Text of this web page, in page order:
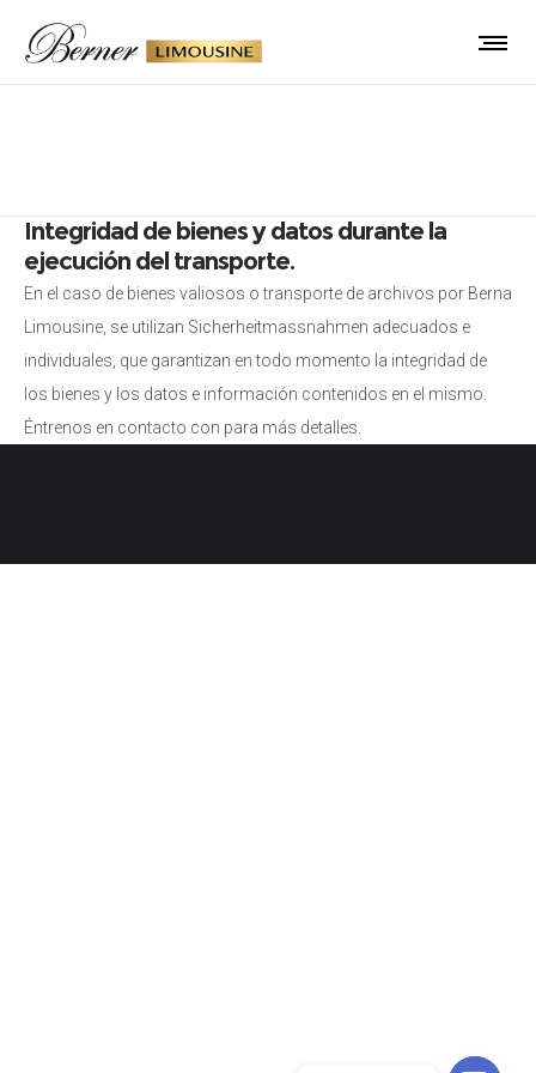
Integridad de bienes y datos durante la
ejecución del transporte.
En el caso de bienes valiosos o transporte de archivos por Berna
Limousine, se utilizan Sicherheitmassnahmen adecuados e
individuales, que garantizan en todo momento la integridad de
los bienes y los datos e información contenidos en el mismo.
Éntrenos en contacto con para más detalles.